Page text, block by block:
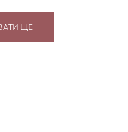
ЩЕ